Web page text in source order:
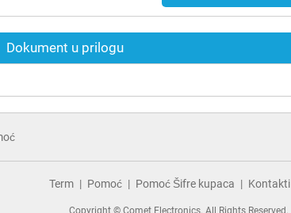
Dokument u prilogu
Term Pomoć Pomoć Šifre kupaca Kontakti